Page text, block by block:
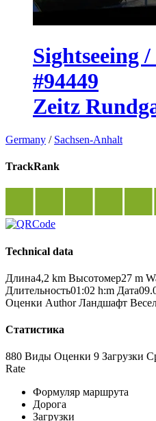
Sightseeing
#94449
Zeitz
Germany / Sachsen-Anhalt
TrackRank
Technical data
Длина4,2 km Высотомер27 m
Длительность01:02 h:m Дата
Оценки Author Ландшафт
Статистика
880 Виды Оценки 9 Загрузки
Rate
Формуляр маршрута
Дорога
Загрузки